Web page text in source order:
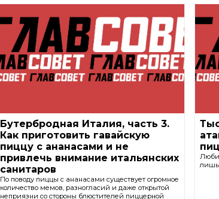
Бутербродная Италия, часть 3.
Как приготовить гавайскую
пиццу с ананасами и не
привлечь внимание итальянских
санитаров
По поводу пиццы с ананасами существует огромное
количество мемов, разногласий и даже открытой
неприязни со стороны блюстителей пиццерной
лишь